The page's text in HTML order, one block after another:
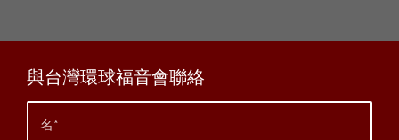
與台灣環球福音會聯絡